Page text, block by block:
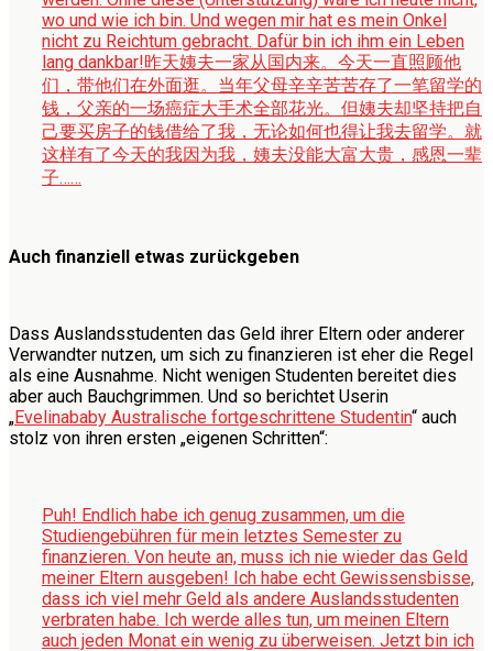
wo und wie ich bin. Und wegen mir hat es mein Onkel
nicht zu Reichtum gebracht. Dafür bin ich ihm ein Leben
lang dankbar!昨天姨夫一家从国内来。今天一直照顾他
们，带他们在外面逛。当年父母辛辛苦苦存了一笔留学的
钱，父亲的一场癌症大手术全部花光。但姨夫却坚持把自
己要买房子的钱借给了我，无论如何也得让我去留学。就
这样有了今天的我因为我，姨夫没能大富大贵，感恩一辈
子……
Auch finanziell etwas zurückgeben
Dass Auslandsstudenten das Geld ihrer Eltern oder anderer
Verwandter nutzen, um sich zu finanzieren ist eher die Regel
als eine Ausnahme. Nicht wenigen Studenten bereitet dies
aber auch Bauchgrimmen. Und so berichtet Userin
„Evelinababy Australische fortgeschrittene Studentin“ auch
stolz von ihren ersten „eigenen Schritten“:
Puh! Endlich habe ich genug zusammen, um die
Studiengebühren für mein letztes Semester zu
finanzieren. Von heute an, muss ich nie wieder das Geld
meiner Eltern ausgeben! Ich habe echt Gewissensbisse,
dass ich viel mehr Geld als andere Auslandsstudenten
verbraten habe. Ich werde alles tun, um meinen Eltern
auch jeden Monat ein wenig zu überweisen. Jetzt bin ich